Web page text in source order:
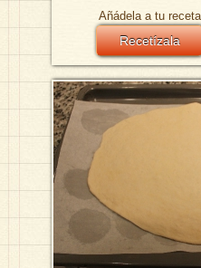
Añádela a tu
Recetízala